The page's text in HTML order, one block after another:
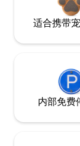
适合携带
内部免费